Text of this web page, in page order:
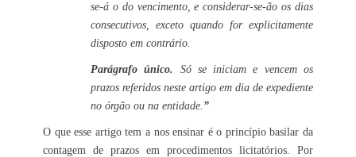
se-á o do vencimento, e considerar-se-ão os dias
consecutivos, exceto quando for explicitamente
disposto em contrário.
Parágrafo único. Só se iniciam e vencem os
prazos referidos neste artigo em dia de expediente
no órgão ou na entidade. ”
O que esse artigo tem a nos ensinar é o princípio basilar da
contagem de prazos em procedimentos licitatórios. Por